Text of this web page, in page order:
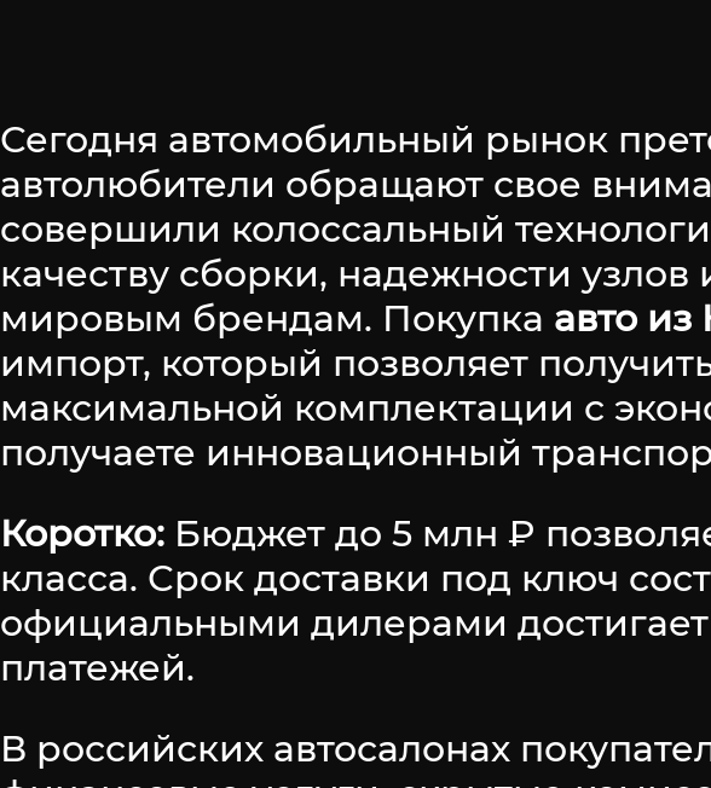
Сегодня автомобильный рынок
автолюбители обращают свое
совершили колоссальный
качеству сборки, надежности
мировым брендам. Покупка авто
импорт, который позволяет
максимальной комплектации с
получаете инновационный
Коротко: Бюджет до 5 млн ₽
класса. Срок доставки под ключ
официальными дилерами
платежей.
В российских автосалонах